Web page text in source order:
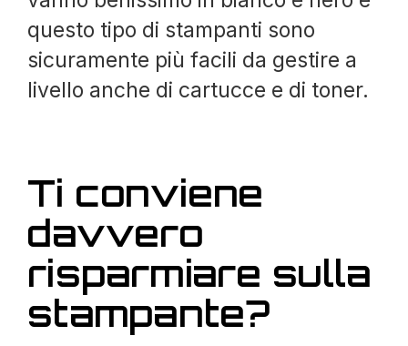
questo tipo di stampanti sono
sicuramente più facili da gestire a
livello anche di cartucce e di toner.
Ti conviene
davvero
risparmiare sulla
stampante?